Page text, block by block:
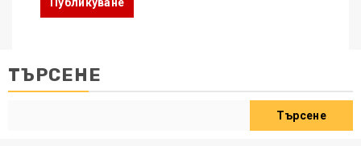
ТЪРСЕНЕ
Търсене